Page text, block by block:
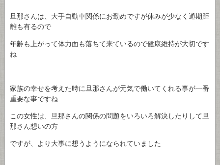
旦那さんは、大手自動車関係にお勤めですが休みが少なく通期距
離も有るので
年齢も上がって体力面も落ちて来ているので健康維持が大切です
ね
家族の幸せを考えた時に旦那さんが元気で働いてくれる事が一番
重要な事ですね
この女性は、旦那さんの関係の問題をいろいろ解決したりして旦
那さん想いの方
ですが、より大事に想うようになられていました